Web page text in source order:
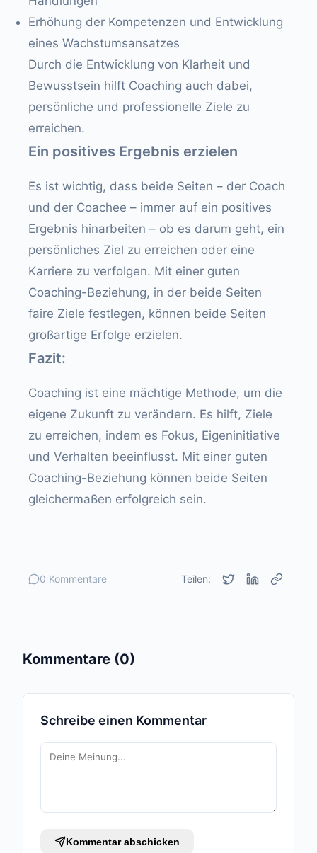
Erhöhung der Kompetenzen und Entwicklung
eines Wachstumsansatzes
Durch die Entwicklung von Klarheit und
Bewusstsein hilft Coaching auch dabei,
persönliche und professionelle Ziele zu
erreichen.
Ein positives Ergebnis erzielen
Es ist wichtig, dass beide Seiten – der Coach
und der Coachee – immer auf ein positives
Ergebnis hinarbeiten – ob es darum geht, ein
persönliches Ziel zu erreichen oder eine
Karriere zu verfolgen. Mit einer guten
Coaching-Beziehung, in der beide Seiten
faire Ziele festlegen, können beide Seiten
großartige Erfolge erzielen.
Fazit:
Coaching ist eine mächtige Methode, um die
eigene Zukunft zu verändern. Es hilft, Ziele
zu erreichen, indem es Fokus, Eigeninitiative
und Verhalten beeinflusst. Mit einer guten
Coaching-Beziehung können beide Seiten
gleichermaßen erfolgreich sein.
0 Kommentare Teilen:
Kommentare (0)
Schreibe einen Kommentar
Kommentar abschicken